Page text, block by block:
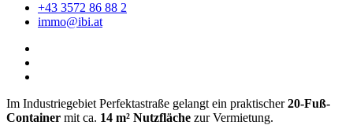
+43 3572 86 88 2
immo@ibi.at
Im Industriegebiet Perfektastraße gelangt ein praktischer20-Fuß-
Container mit ca. 14 m² Nutzfläche zur Vermietung.